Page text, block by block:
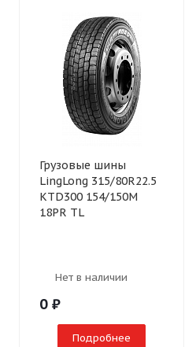
Грузовые шины
LingLong 315/80R22.5
KTD300 154/150M
18PR TL
Нет в наличии
0 ₽
Подробнее